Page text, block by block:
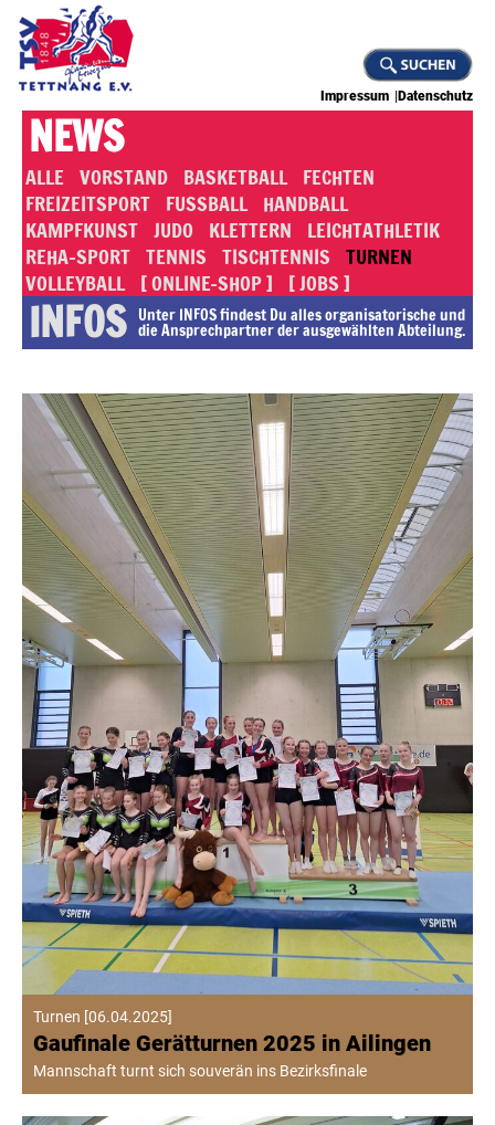
Impressum Datenschutz
NEWS
ALLE VORSTAND BASKETBALL FECHTEN
FREIZEITSPORT FUSSBALL HANDBALL
KAMPFKUNST JUDO KLETTERN
LEICHTATHLETIK
REHA-SPORT TENNIS TISCHTENNIS TURNEN
VOLLEYBALL [ ONLINE-SHOP ] [ JOBS ]
INFOS Unter INFOS findest Du alles or­ga­ni­sa­to­rische und
die An­sprech­part­ner der ausgewählten Abteilung.
Turnen [06.04.2025]
Gaufinale Gerätturnen 2025 in Ailingen
Mannschaft turnt sich souverän ins Bezirksfinale